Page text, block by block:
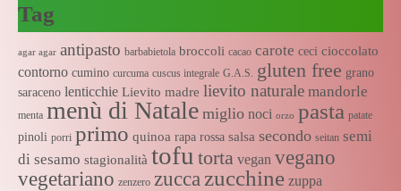
Tag
agar agar antipasto barbabietola broccoli cacao carote ceci cioccolato
contorno cumino curcuma cuscus integrale G.A.S. gluten free grano
saraceno lenticchie Lievito madre lievito naturale mandorle
menta menù di Natale miglio noci orzo pasta patate
pinoli porri primo quinoa rapa rossa salsa secondo seitan semi
di sesamo stagionalità tofu torta vegan vegano
vegetariano zenzero zucca zucchine zuppa